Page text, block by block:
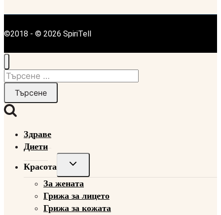
©2018 - © 2026 SpiriTell
Търсене
Здраве
Диети
Красота
Toggle
child
menu
За жената
Грижа за лицето
Грижа за кожата